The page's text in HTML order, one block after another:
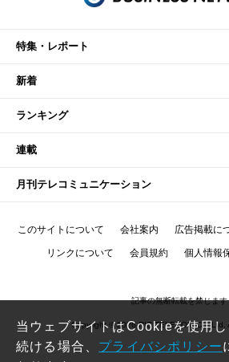
特集・レポート
新着
ランキング
連載
月刊テレコミュニケーション
このサイトについて 会社案内 広告掲載に
リンクについて 会員規約 個人情報
記事の無断転載を禁じます
Copyright © 2026 RIC TELECOM Co.,Ltd.
当ウェブサイトはCookieを使用
続ける場合、 プライバシポリシー